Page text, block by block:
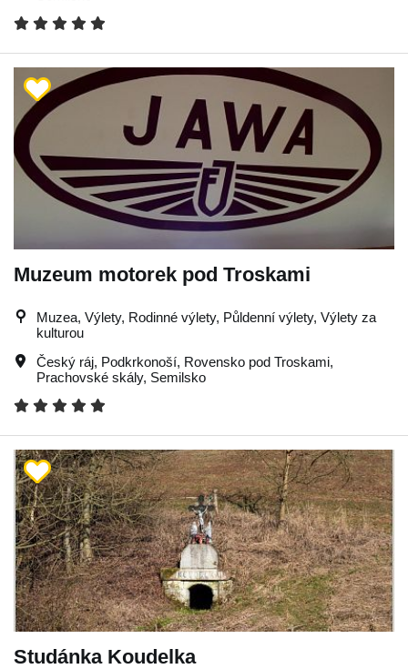
Muzeum motorek pod Troskami
Muzea, Výlety, Rodinné výlety, Půldenní výlety, Výlety za
kulturou
Český ráj, Podkrkonoší, Rovensko pod Troskami,
Prachovské skály, Semilsko
Studánka Koudelka